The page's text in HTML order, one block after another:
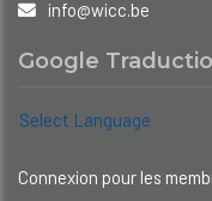
info@wicc.be
Google
Select Language
Connexion pour les